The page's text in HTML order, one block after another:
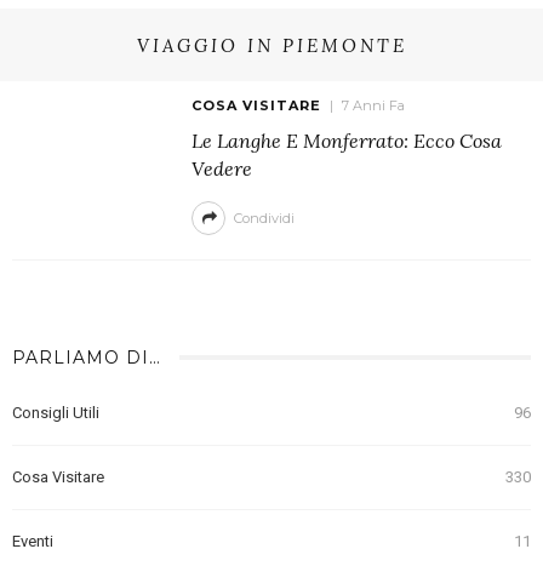
VIAGGIO IN PIEMONTE
COSA VISITARE 7 Anni Fa
Le Langhe E Monferrato: Ecco Cosa
Vedere
Condividi
PARLIAMO DI…
Consigli Utili 96
Cosa Visitare 330
Eventi 11